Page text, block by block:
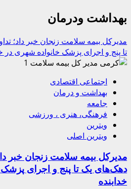
بهداشت ودرمان
مدیرکل بیمه سلامت زنجان خبر داد؛
تا پنج و اجرای پزشک خانواده شهری در
1
اجتماعی اقتصادی
بهداشت و درمان
جامعه
فرهنگی، هنری ، ورزشی
ویترین
ویترین اصلی
مدیرکل بیمه سلامت زنجان خبر
دهک‌های یک تا پنج و اجرای
خدابنده